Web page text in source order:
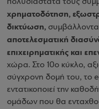
χρηματοδότηση,
δικτύωση,
αποτελεσματική
επιχειρηματικής και
χώρα. Στο 10ο κύκλο,
σύγχρονη δομή του, το
εντατικοποιεί την
ομάδων που θα